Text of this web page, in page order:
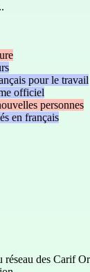
pour le travail
officiel
personnes
en français
des Carif